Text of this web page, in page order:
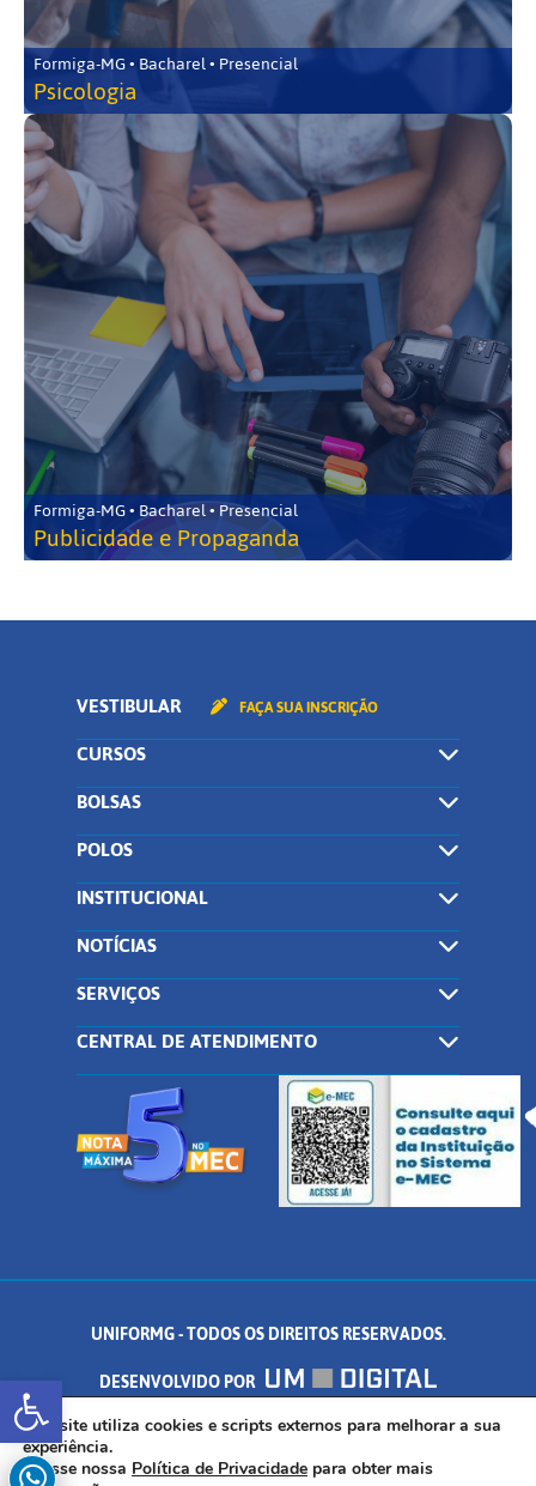
Abrir a barra de ferramentas
Formiga-MG • Bacharel • Presencial
Psicologia
Formiga-MG • Bacharel • Presencial
Publicidade e Propaganda
VESTIBULAR FAÇA SUA INSCRIÇÃO
CURSOS
BOLSAS
POLOS
INSTITUCIONAL
NOTÍCIAS
SERVIÇOS
CENTRAL DE ATENDIMENTO
UNIFORMG - TODOS OS DIREITOS RESERVADOS.
DESENVOLVIDO POR
AV. DR. ARNALDO DE SENNA, 328 - PALMEIRAS, FORMIGA/MG - CEP:
35.574.530
Este site utiliza cookies e scripts externos para melhorar a sua
experiência.
Acesse nossa Política de Privacidade para obter mais